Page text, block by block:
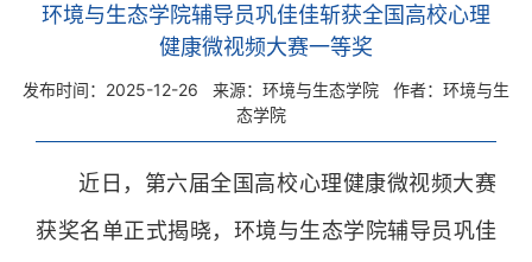
环境与生态学院辅导员巩佳佳斩获全国高校心理
健康微视频大赛一等奖
发布时间：2025-12-26 来源：环境与生态学院
作者：环境与生
态学院
近日，第六届全国高校心理健康微视频大赛
获奖名单正式揭晓，环境与生态学院辅导员巩佳